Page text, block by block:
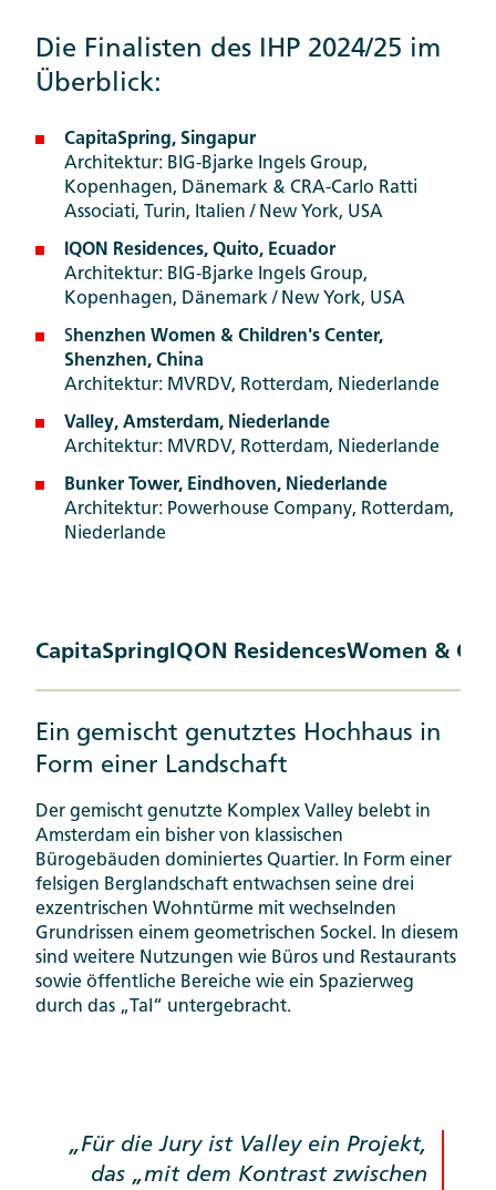
Die Finalisten des IHP 2024/25 im
Überblick:
CapitaSpring, Singapur
Architektur: BIG-Bjarke Ingels Group,
Kopenhagen, Dänemark & CRA-Carlo Ratti
Associati, Turin, Italien / New York, USA
IQON Residences, Quito, Ecuador
Architektur: BIG-Bjarke Ingels Group,
Kopenhagen, Dänemark / New York, USA
Shenzhen Women & Children's Center,
Shenzhen, China
Architektur: MVRDV, Rotterdam, Niederlande
Valley, Amsterdam, Niederlande
Architektur: MVRDV, Rotterdam, Niederlande
Bunker Tower, Eindhoven, Niederlande
Architektur: Powerhouse Company, Rotterdam,
Niederlande
CapitaSpring IQON ResidencesWomen &
Ein gemischt genutztes Hochhaus in
Form einer Landschaft
Der gemischt genutzte Komplex Valley belebt in
Amsterdam ein bisher von klassischen
Bürogebäuden dominiertes Quartier. In Form einer
felsigen Berglandschaft entwachsen seine drei
exzentrischen Wohntürme mit wechselnden
Grundrissen einem geometrischen Sockel. In diesem
sind weitere Nutzungen wie Büros und Restaurants
sowie öffentliche Bereiche wie ein Spazierweg
durch das „Tal“ untergebracht.
Für die Jury ist Valley ein Projekt,
das „mit dem Kontrast zwischen